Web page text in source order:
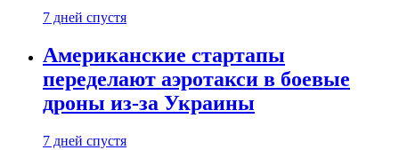
7 дней спустя
Американские стартапы
переделают аэротакси в боевые
дроны из-за Украины
7 дней спустя